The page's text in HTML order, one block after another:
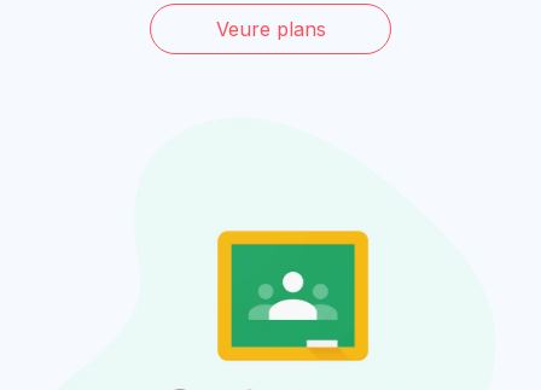
Contacte
Veure plans